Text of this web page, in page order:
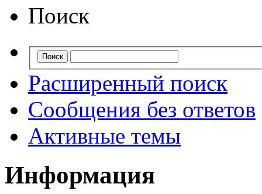
Поиск
Расширенный поиск
Сообщения без ответов
Активные темы
Информация